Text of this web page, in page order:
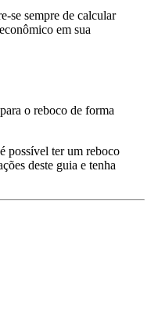
se sempre de calcular
em sua
o reboco de forma
possível ter um reboco
deste guia e tenha